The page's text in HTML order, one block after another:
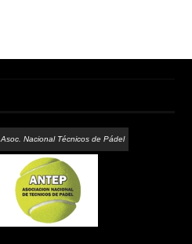
Asoc. Nacional Técnicos de Pádel